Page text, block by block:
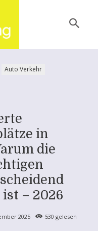
Auto Verkehr
in
die
– 2026
2025 530 gelesen